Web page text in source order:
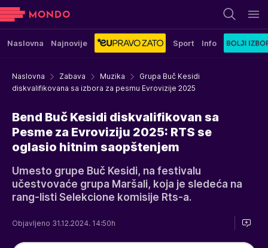
Naslovna Najnovije Sport Info
Naslovna Zabava Muzika
Grupa Buč Kesidi
diskvalifikovana sa izbora za pesmu Evrovizije 2025
Bend Buč Kesidi diskvalifikovan sa
Pesme za Evroviziju 2025: RTS se
oglasio hitnim saopštenjem
Umesto grupe Buč Kesidi, na festivalu
učestvovaće grupa Maršali, koja je sledeća na
rang-listi Selekcione komisije Rts-a.
Objavljeno 31.12.2024. 14:50h